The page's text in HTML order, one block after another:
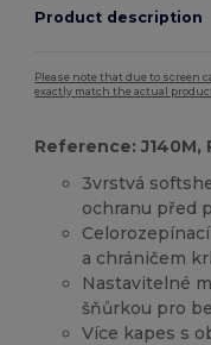
Product description
Please note that due to screen
exactly match the actual
Reference: J140M,
3vrstvá
ochranu před
a chráničem
Nastavitelné
šňůrkou pro
Více kapes s